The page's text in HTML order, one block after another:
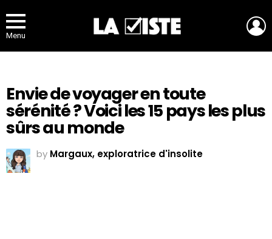
Menu
Envie de voyager en toute
sérénité ? Voici les 15 pays les plus
sûrs au monde
by Margaux, exploratrice d'insolite